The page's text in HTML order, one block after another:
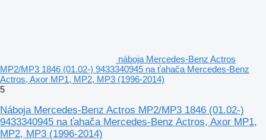
náboja Mercedes-Benz Actros
MP2/MP3 1846 (01.02-) 9433340945 na ťahača Mercedes-Benz
Actros, Axor MP1, MP2, MP3 (1996-2014)
5
Náboja Mercedes-Benz Actros MP2/MP3 1846 (01.02-)
9433340945 na ťahača Mercedes-Benz Actros, Axor MP1,
MP2, MP3 (1996-2014)